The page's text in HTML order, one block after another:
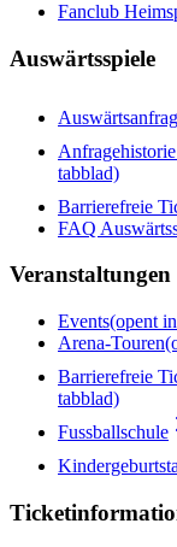
Fanclub
Auswärtsspiele
tabblad)
Barrierefreie
FAQ
Veranstaltungen
Events(opent
Arena-Touren
Barrierefreie
tabblad)
Fussballschule